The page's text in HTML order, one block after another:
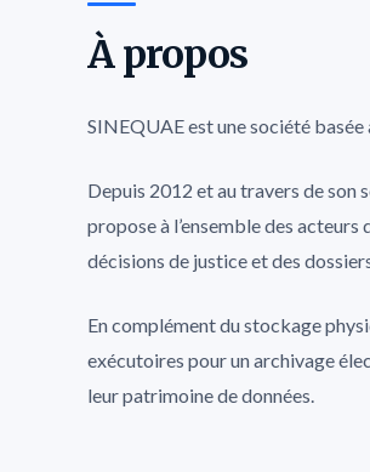
À propos
SINEQUAE est une société
Depuis 2012 et au travers de
propose à l’ensemble des
décisions de justice et des
En complément du stockage
exécutoires pour un archivage
leur patrimoine de données.